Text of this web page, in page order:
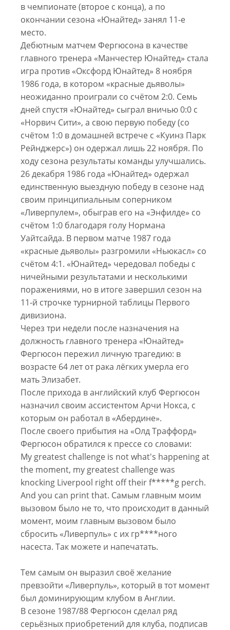
в чемпионате (второе с конца), а по
окончании сезона «Юнайтед» занял 11-е
место.
Дебютным матчем Фергюсона в качестве
главного тренера «Манчестер Юнайтед» стала
игра против «Оксфорд Юнайтед» 8 ноября
1986 года, в котором «красные дьяволы»
неожиданно проиграли со счётом 2:0. Семь
дней спустя «Юнайтед» сыграл вничью 0:0 с
«Норвич Сити», а свою первую победу (со
счётом 1:0 в домашней встрече с «Куинз Парк
Рейнджерс») он одержал лишь 22 ноября. По
ходу сезона результаты команды улучшались.
26 декабря 1986 года «Юнайтед» одержал
единственную выездную победу в сезоне над
своим принципиальным соперником
«Ливерпулем», обыграв его на «Энфилде» со
счётом 1:0 благодаря голу Нормана
Уайтсайда. В первом матче 1987 года
«красные дьяволы» разгромили «Ньюкасл» со
счётом 4:1. «Юнайтед» чередовал победы с
ничейными результатами и несколькими
поражениями, но в итоге завершил сезон на
11-й строчке турнирной таблицы Первого
дивизиона.
Через три недели после назначения на
должность главного тренера «Юнайтед»
Фергюсон пережил личную трагедию: в
возрасте 64 лет от рака лёгких умерла его
мать Элизабет.
После прихода в английский клуб Фергюсон
назначил своим ассистентом Арчи Нокса, с
которым он работал в «Абердине».
После своего прибытия на «Олд Траффорд»
Фергюсон обратился к прессе со словами:
My greatest challenge is not what's happening at
the moment, my greatest challenge was
knocking Liverpool right off their f*****g perch.
And you can print that. Самым главным моим
вызовом было не то, что происходит в данный
момент, моим главным вызовом было
сбросить «Ливерпуль» с их гр****ного
насеста. Так можете и напечатать.
Тем самым он выразил своё желание
превзойти «Ливерпуль», который в тот момент
был доминирующим клубом в Англии.
В сезоне 1987/88 Фергюсон сделал ряд
серьёзных приобретений для клуба, подписав